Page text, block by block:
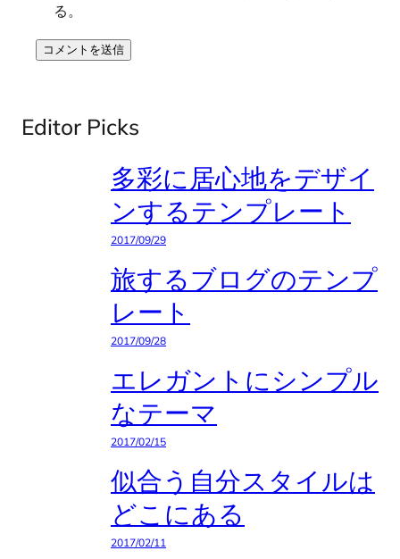
る。
Editor Picks
多彩に居心地をデザイ
ンするテンプレート
2017/09/29
旅するブログのテンプ
レート
2017/09/28
エレガントにシンプル
なテーマ
2017/02/15
似合う自分スタイルは
どこにある
2017/02/11